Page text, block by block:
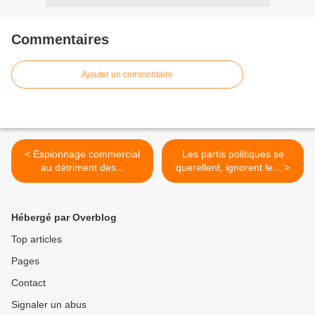
Commentaires
Ajouter un commentaire
< Espionnage commercial
au détriment des...
Les partis politiques se
querellent, ignorent le... >
Hébergé par Overblog
Top articles
Pages
Contact
Signaler un abus